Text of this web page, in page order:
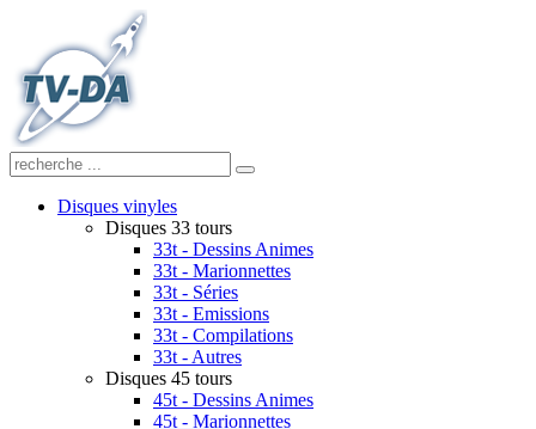
Disques vinyles
Disques 33 tours
33t - Dessins Animes
33t - Marionnettes
33t - Séries
33t - Emissions
33t - Compilations
33t - Autres
Disques 45 tours
45t - Dessins Animes
45t - Marionnettes